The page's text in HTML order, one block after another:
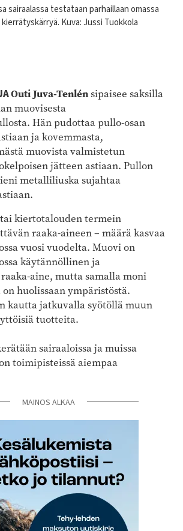
sairaalassa testataan parhaillaan omassa
Kuva: Jussi Tuokkola
Outi Juva-Tenlénsipaisee saksilla
muovisesta
Hän pudottaa pullo-osan
ja kovemmasta,
muovista valmistetun
jätteen astiaan. Pullon
metalliliuska sujahtaa
kiertotalouden termein
raaka-aineen – määrä kasvaa
vuosi vuodelta. Muovi on
käytännöllinen ja
aine, mutta samalla moni
huolissaan ympäristöstä.
kautta jatkuvalla syötöllä muun
tuotteita.
sairaaloissa ja muissa
toimipisteissä aiempaa
MAINOS ALKAA